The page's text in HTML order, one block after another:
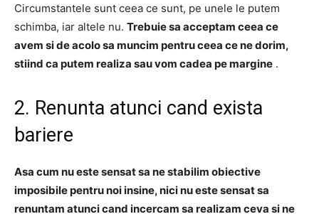
Circumstantele sunt ceea ce sunt, pe unele le putem
schimba, iar altele nu. Trebuie sa acceptam ceea ce
avem si de acolo sa muncim pentru ceea ce ne dorim,
stiind ca putem realiza sau vom cadea pe margine .
2. Renunta atunci cand exista
bariere
Asa cum nu este sensat sa ne stabilim obiective
imposibile pentru noi insine, nici nu este sensat sa
renuntam atunci cand incercam sa realizam ceva si ne